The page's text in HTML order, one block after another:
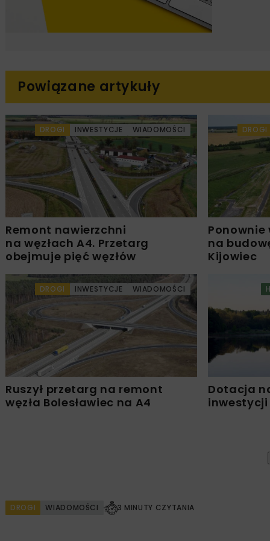
Powiązane artykuły
DROGI INWESTYCJE WIADOMOŚCI
Remont nawierzchni
na węzłach A4. Przetarg
obejmuje pięć węzłów
DROGI
na
Kijowiec
DROGI INWESTYCJE WIADOMOŚCI
Ruszył przetarg na remont
węzła Bolesławiec na A4
Dotacja
inwestycji
DROGI WIADOMOŚCI 3 MINUTY CZYTANIA